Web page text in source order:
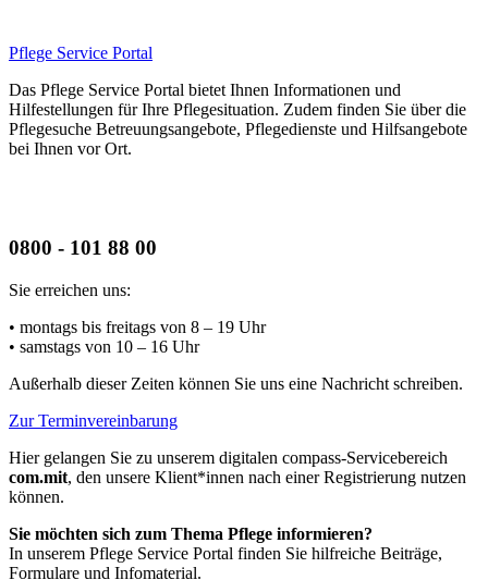
Pflege Service Portal
Das Pflege Service Portal bietet Ihnen Informationen und
Hilfestellungen für Ihre Pflegesituation. Zudem finden Sie über die
Pflegesuche Betreuungsangebote, Pflegedienste und Hilfsangebote
bei Ihnen vor Ort.
0800 - 101 88 00
Sie erreichen uns:
• montags bis freitags von 8 – 19 Uhr
• samstags von 10 – 16 Uhr
Außerhalb dieser Zeiten können Sie uns eine Nachricht schreiben.
Zur Terminvereinbarung
Hier gelangen Sie zu unserem digitalen compass-Servicebereich
com.mit, den unsere Klient*innen nach einer Registrierung nutzen
können.
Sie möchten sich zum Thema Pflege informieren?
In unserem Pflege Service Portal finden Sie hilfreiche Beiträge,
Formulare und Infomaterial.